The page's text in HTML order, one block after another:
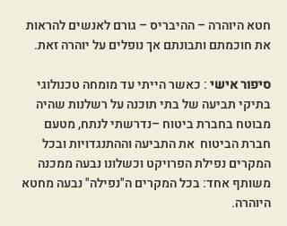
חטא היוהרה – ההיבריס – גורם לאנשים להראות
את חוכמתם ותבונתם אך נופלים על יוהרה זאת.
סיפור אישי : כאשר הייתי עד מומחה טכנולוגי
בתיקי תביעה של בתי תוכנה על רשלנות שהיה
מבוטח בחברת ביטוח –נדרשתי לנתח, מטעם
חברת הביטוח  את התביעה וההתנגדויות ובכל
המקרים נפילת הפרויקט וכשלונו נבעה ממכנה
משותף אחד: בכל המקרים ה"נפילה" נבעה מחטא
היוהרה.